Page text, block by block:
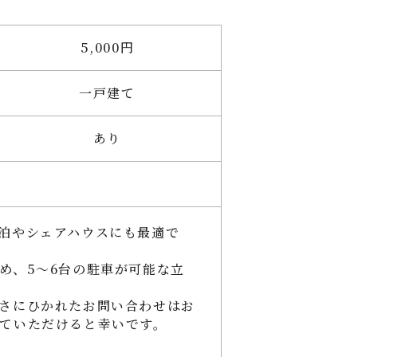
5,000円
一戸建て
あり
やシェアハウスにも最適で
、5〜6台の駐車が可能な立
にひかれたお問い合わせはお
いただけると幸いです。